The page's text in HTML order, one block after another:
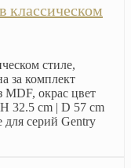
классическом
стиле,
за комплект
MDF, окрас цвет
32.5 cm | D 57 cm
для серий Gentry